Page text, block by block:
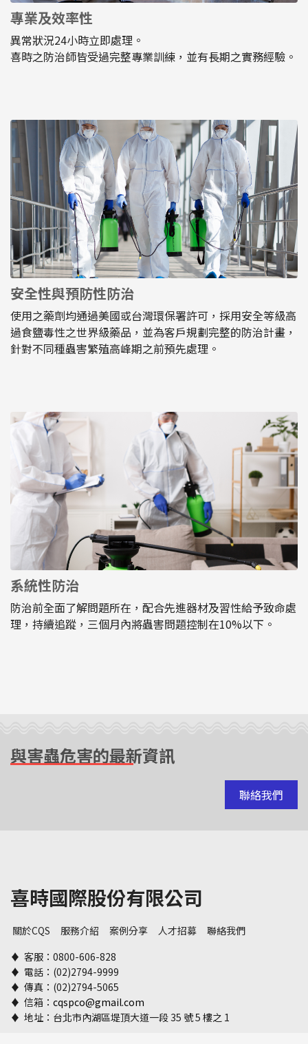
專業及效率性
異常狀況24小時立即處理。
喜時之防治師皆受過完整專業訓練，並有長期之實務經驗。
安全性與預防性防治
使用之藥劑均通過美國或台灣環保署許可，採用安全等級高
過食鹽毒性之世界級藥品，並為客戶規劃完整的防治計畫，
針對不同種蟲害繁殖高峰期之前預先處理。
系統性防治
防治前全面了解問題所在，配合先進器材及習性給予致命處
理，持續追蹤，三個月內將蟲害問題控制在10%以下。
與害蟲危害的最新資訊
聯絡我們
喜時國際股份有限公司
關於CQS 服務介紹 案例分享 人才招募
聯絡我們
♦ 客服：0800-606-828
♦ 電話：(02)2794-9999
♦ 傳真：(02)2794-5065
♦ 信箱： cqspco@gmail.com
♦ 地址：台北市內湖區堤頂大道一段 35 號 5 樓之 1